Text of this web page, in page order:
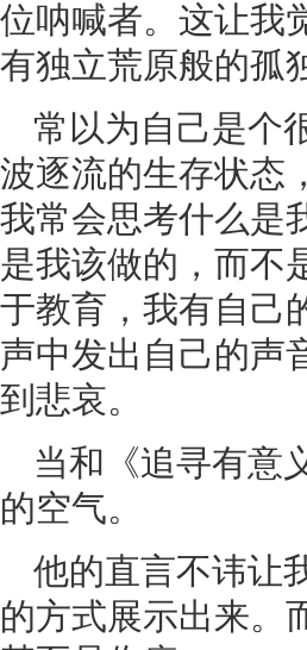
位呐喊者。这让我
有独立荒原般的孤
常以为自己是个
波逐流的生存状态
我常会思考什么是
是我该做的，而不
于教育，我有自己
声中发出自己的声
到悲哀。
当和《追寻有意
的空气。
他的直言不讳让
的方式展示出来。